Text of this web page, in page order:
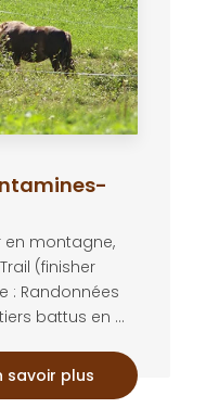
montagne,
(finisher
: Randonnées
battus en ...
savoir plus